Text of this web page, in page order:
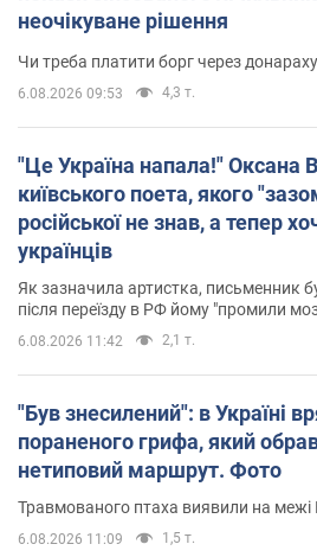
неочікуване рішення
Чи треба платити борг через
6.08.2026 09:53 4,3 т.
"Це Україна напала!" Оксана
київського поета, якого
російської не знав, а тепер
українців
Як зазначила артистка, письменник
після переїзду в РФ йому "промили
6.08.2026 11:42 2,1 т.
"Був знесилений": в Україні
пораненого грифа, який
нетиповий маршрут. Фото
Травмованого птаха виявили на
6.08.2026 11:09 1,5 т.